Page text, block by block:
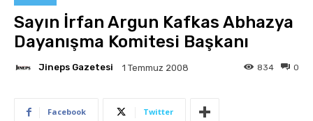
Sayın İrfan Argun Kafkas Abhazya
Dayanışma Komitesi Başkanı
Jineps Gazetesi 1 Temmuz 2008 0
834
Facebook Twitter